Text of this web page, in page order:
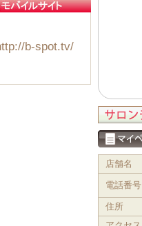
店舗名
電話番号
住所
b-spot.tv/